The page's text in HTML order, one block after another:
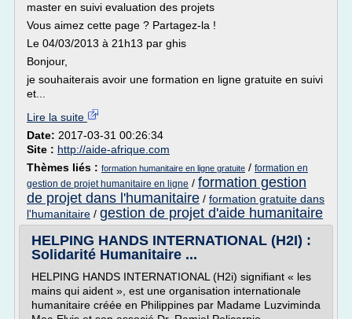
master en suivi evaluation des projets
Vous aimez cette page ? Partagez-la !
Le 04/03/2013 à 21h13 par ghis
Bonjour,
je souhaiterais avoir une formation en ligne gratuite en suivi
et...
Lire la suite
Date: 2017-03-31 00:26:34
Site : http://aide-afrique.com
Thèmes liés : formation humanitaire en ligne gratuite / formation en
gestion de projet humanitaire en ligne / formation gestion
de projet dans l'humanitaire / formation gratuite dans
l'humanitaire / gestion de projet d'aide humanitaire
HELPING HANDS INTERNATIONAL (H2I) :
Solidarité Humanitaire ...
HELPING HANDS INTERNATIONAL (H2i) signifiant « les
mains qui aident », est une organisation internationale
humanitaire créée en Philippines par Madame Luzviminda